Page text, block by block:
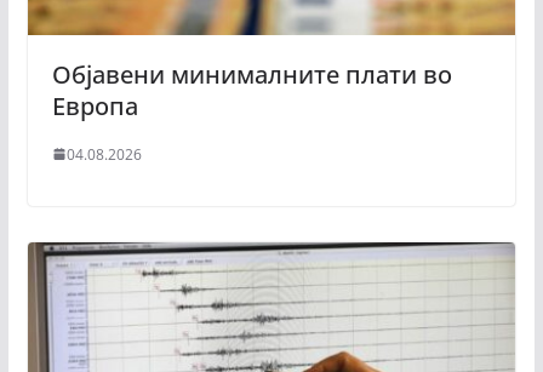
Објавени минималните плати во
Европа
04.08.2026